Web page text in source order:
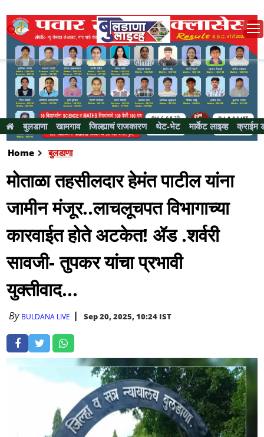
बुलडाणा खामगाव जिल्ह्याचं राजकारण थेट-भेट मार्केट लाइव्ह क्राईम
Home बुलडाणा
मोताळा तहसीलदार हेमंत पाटील यांना
जामीन मंजूर..लाचलूचपत विभागाच्या
कारवाईत होते अटकेत! ॲड .शर्वरी
सावजी- तुपकर यांचा प्रभावी
युक्तीवाद...
By BULDANA LIVE Sep 20, 2025, 10:24 IST